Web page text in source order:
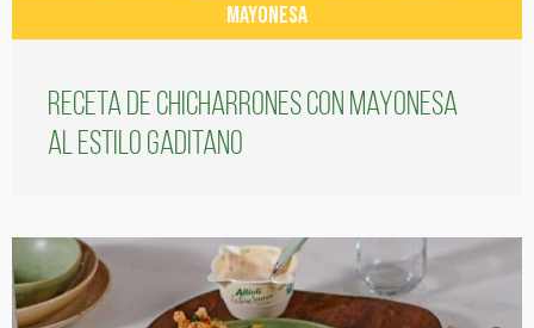
MAYONESA
Receta de chicharrones con mayonesa
al estilo gaditano